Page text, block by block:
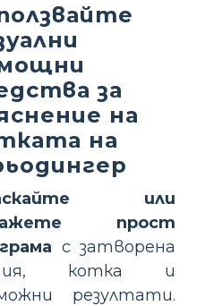
за
на
на
или
прост
с затворена
котка и
резултати.